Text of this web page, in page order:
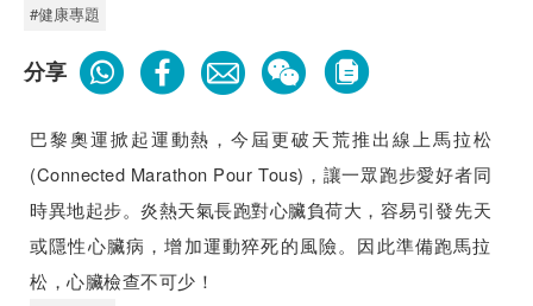
#健康專題
分享
巴黎奧運掀起運動熱，今屆更破天荒推出線上馬拉松
(Connected Marathon Pour Tous)，讓一眾跑步愛好者同
時異地起步。炎熱天氣長跑對心臟負荷大，容易引發先天
或隱性心臟病，增加運動猝死的風險。因此準備跑馬拉
松，心臟檢查不可少！